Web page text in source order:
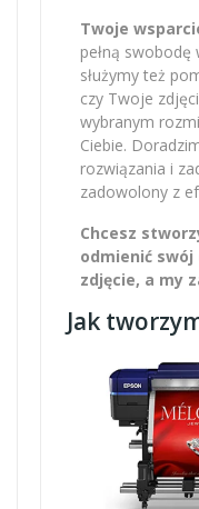
Twoje
pełną
służymy też
czy Twoje
wybranym
Ciebie.
rozwiązania i
zadowolony z
Chcesz
odmienić swój
zdjęcie, a my
Jak